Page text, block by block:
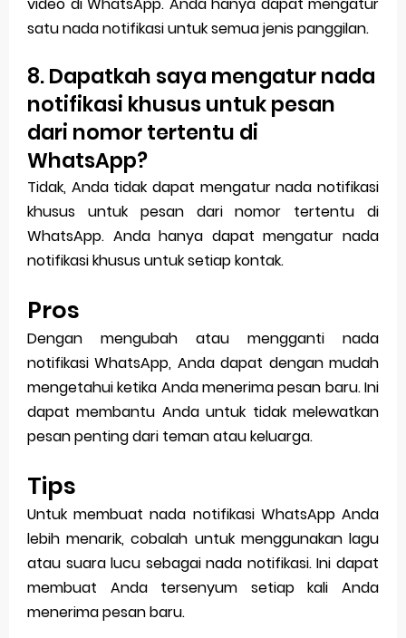
video di WhatsApp. Anda hanya dapat mengatur
satu nada notifikasi untuk semua jenis panggilan.
8. Dapatkah saya mengatur nada
notifikasi khusus untuk pesan
dari nomor tertentu di
WhatsApp?
Tidak, Anda tidak dapat mengatur nada notifikasi
khusus untuk pesan dari nomor tertentu di
WhatsApp. Anda hanya dapat mengatur nada
notifikasi khusus untuk setiap kontak.
Pros
Dengan mengubah atau mengganti nada
notifikasi WhatsApp, Anda dapat dengan mudah
mengetahui ketika Anda menerima pesan baru. Ini
dapat membantu Anda untuk tidak melewatkan
pesan penting dari teman atau keluarga.
Tips
Untuk membuat nada notifikasi WhatsApp Anda
lebih menarik, cobalah untuk menggunakan lagu
atau suara lucu sebagai nada notifikasi. Ini dapat
membuat Anda tersenyum setiap kali Anda
menerima pesan baru.